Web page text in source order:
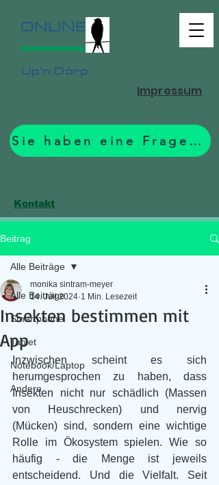
ONLINE
Up'n Dörp
Sie haben eine Frage? Zum Formular.
Impressum
Kontakt
Beitrag
Alle Beiträge
Smartphone
Tablet
Notebook/Laptop
Andere
Alle Beiträge
Insekten bestimmen mit
App
monika sintram-meyer
14. Juli 2024 1 Min. Lesezeit
Inzwischen scheint es sich
herumgesprochen zu haben, dass
Insekten nicht nur schädlich (Massen
von Heuschrecken) und nervig
(Mücken) sind, sondern eine wichtige
Rolle im Ökosystem spielen. Wie so
häufig - die Menge ist jeweils
entscheidend. Und die Vielfalt. Seit